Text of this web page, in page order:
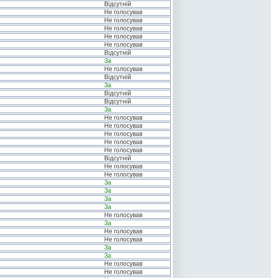
Відсутній
Не голосував
Не голосував
Не голосував
Не голосував
Не голосував
Відсутній
За
Не голосував
Відсутній
За
Відсутній
Відсутній
За
Не голосував
Не голосував
Не голосував
Не голосував
Не голосував
Відсутній
Не голосував
Не голосував
За
За
За
За
Не голосував
За
Не голосував
Не голосував
За
За
Не голосував
Не голосував